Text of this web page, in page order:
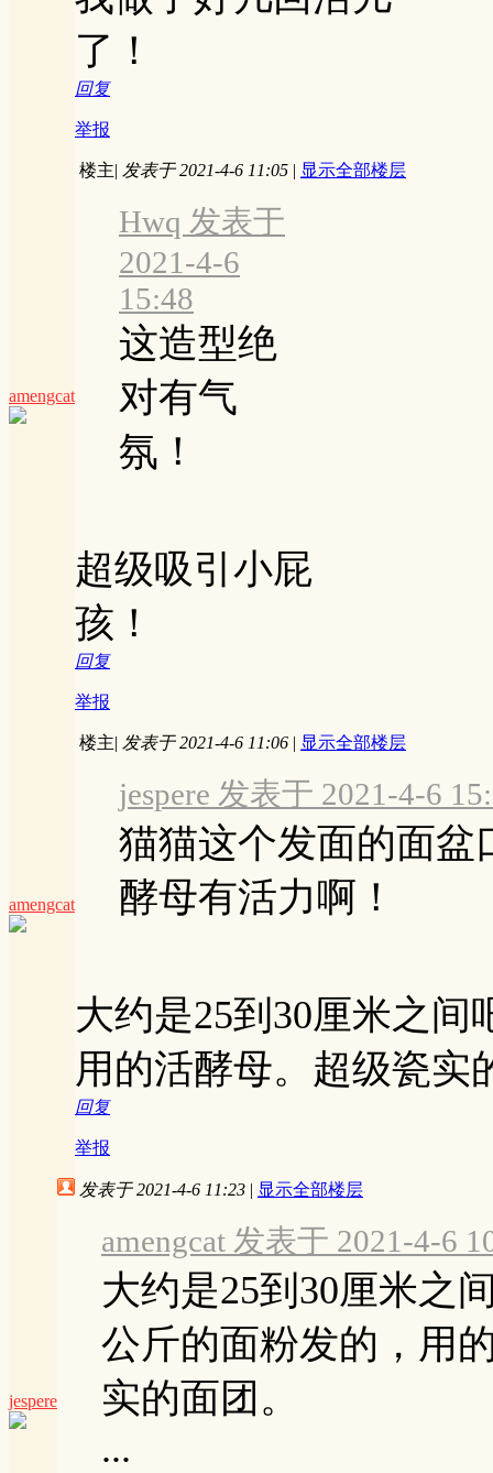
了！
回复
举报
amengcat
楼主| 发表于 2021-4-6 11:05 | 显示全部楼层
Hwq 发表于
2021-4-6
15:48
这造型绝
对有气
氛！
超级吸引小屁
孩！
回复
举报
amengcat
楼主| 发表于 2021-4-6 11:06 | 显示全部楼层
jespere 发表于 2021-4-6
猫猫这个发面的面盆
酵母有活力啊！
大约是25到30厘米之
用的活酵母。超级瓷实
回复
举报
jespere
发表于 2021-4-6 11:23 | 显示全部楼层
amengcat 发表于 2021-4-6
大约是25到30厘米之
公斤的面粉发的，用
实的面团。
...